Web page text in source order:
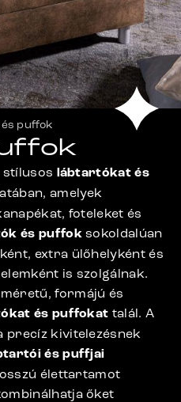
puffok
stílusos lábtartókat és
amelyek
foteleket és
és puffoksokoldalúan
extra ülőhelyként és
is szolgálnak.
formájú és
és puffokat talál. A
precíz kivitelezésnek
és puffjai
élettartamot
őket